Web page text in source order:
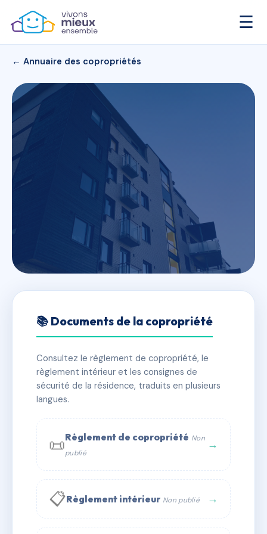
☰
← Annuaire des copropriétés
SDC 6 Rue Mirabeau
✓ Immatriculée 🏠 6 lots 🏗 1 bâtiment(s)
📞 Contacter Syndic Digital
📚 Documents de la copropriété
Consultez le règlement de copropriété, le
règlement intérieur et les consignes de
sécurité de la résidence, traduits en plusieurs
langues.
📜Règlement de copropriété Non
publié
→
📋Règlement intérieur Non publié →